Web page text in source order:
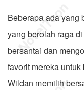
Beberapa ada yang
yang berolah raga
bersantai dan
favorit mereka
Wildan memilih